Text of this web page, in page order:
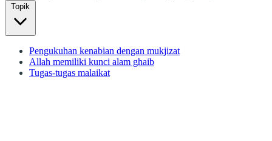
Topik
Pengukuhan kenabian dengan mukjizat
Allah memiliki kunci alam ghaib
Tugas-tugas malaikat